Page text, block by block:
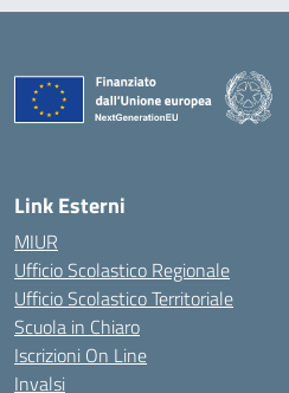
Link Esterni
MIUR
Ufficio Scolastico Regionale
Ufficio Scolastico Territoriale
Scuola in Chiaro
Iscrizioni On Line
Invalsi